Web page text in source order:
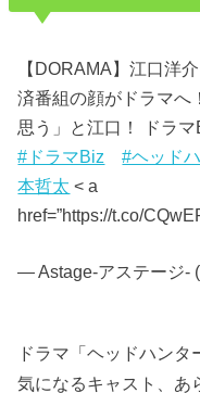
【DORAMA】江口洋
済番組の顔がドラマへ
思う」と江口！ ドラ
#ドラマBiz
#ヘッド
本哲太 < a
href=”https://t.co/
— Astage-アステージ-
ドラマ「ヘッドハンタ
気になるキャスト、あ